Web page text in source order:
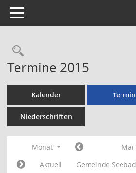
Toggle navigation
Rechercheauswahl
Termine 2015
Kalender
Niederschriften
Monat Mai
Aktuell
Gemeinde